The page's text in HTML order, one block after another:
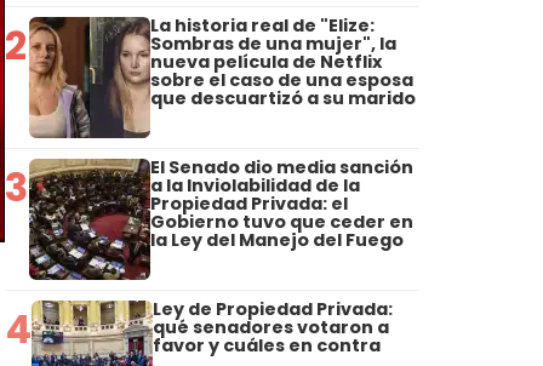
2 La historia real de "Elize:
Sombras de una mujer", la
nueva película de Netflix
sobre el caso de una esposa
que descuartizó a su marido
3 El Senado dio media sanción
a la Inviolabilidad de la
Propiedad Privada: el
Gobierno tuvo que ceder en
la Ley del Manejo del Fuego
4 Ley de Propiedad Privada:
qué senadores votaron a
favor y cuáles en contra